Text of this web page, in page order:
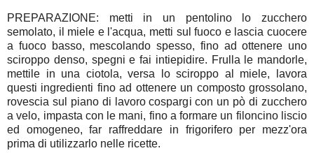
PREPARAZIONE: metti in un pentolino lo zucchero
semolato, il miele e l'acqua, metti sul fuoco e lascia cuocere
a fuoco basso, mescolando spesso, fino ad ottenere uno
sciroppo denso, spegni e fai intiepidire. Frulla le mandorle,
mettile in una ciotola, versa lo sciroppo al miele, lavora
questi ingredienti fino ad ottenere un composto grossolano,
rovescia sul piano di lavoro cospargi con un pò di zucchero
a velo, impasta con le mani, fino a formare un filoncino liscio
ed omogeneo, far raffreddare in frigorifero per mezz'ora
prima di utilizzarlo nelle ricette.